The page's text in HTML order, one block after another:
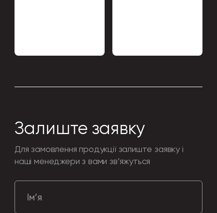
Залиште заявку
Для замовлення продукції залиште заявку і
наші менеджери з вами зв’яжуться
Ім’я